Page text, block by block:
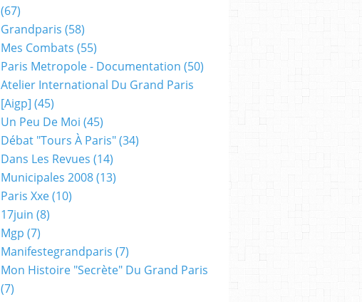
(67)
Grandparis (58)
Mes Combats (55)
Paris Metropole - Documentation (50)
Atelier International Du Grand Paris
[aigp] (45)
Un Peu De Moi (45)
Débat "tours À Paris"(34)
Dans Les Revues (14)
Municipales 2008(13)
Paris Xxe(10)
17juin (8)
Mgp (7)
Manifestegrandparis (7)
Mon Histoire "secrète" Du Grand Paris
(7)